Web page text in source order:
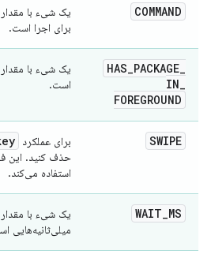
COMMAND یک شیء با مقدار
برای اجرا است.
HAS_PACKAGE_
IN_
FOREGROUND
یک شیء با مقدار
است.
SWIPE برای عملکرد
حذف کنید. این
استفاده می‌کند.
WAIT_MS یک شیء با مقدار
میلی‌ثانیه‌هایی